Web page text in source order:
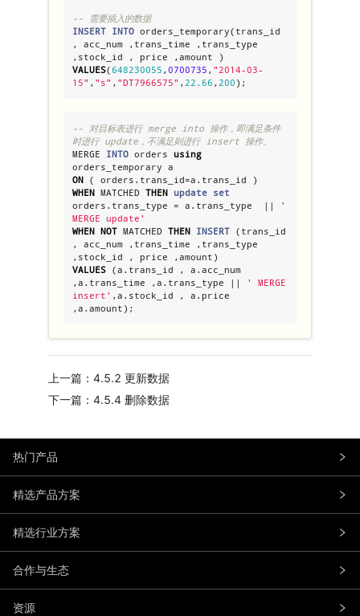
-- 需要插入的数据
INSERT INTO orders_temporary(trans_id
, acc_num ,trans_time ,trans_type
VALUES(648230055 , 0700735 , "2014-03-
15" , " s" , "DT7966575" , 22.66 , 200 );
-- 对目标表进行 merge into 操作，即满足条件
时进行 update，不满足则进行 insert 操作。
MERGE INTO orders using
ON
WHEN MATCHED THEN update set
orders.trans_type = a.trans_type  ||
'
MERGE update '
WHEN NOT MATCHED THEN INSERT (trans_id
, acc_num ,trans_time ,trans_type
VALUES (a.trans_id , a.acc_num
,a.trans_time ,a.trans_type ||
'
MERGE
insert ' ,a.stock_id , a.price
,a.amount);
上一篇：4.5.2 更新数据
下一篇：4.5.4 删除数据
热门产品
精选产品方案
精选行业方案
合作与生态
资源